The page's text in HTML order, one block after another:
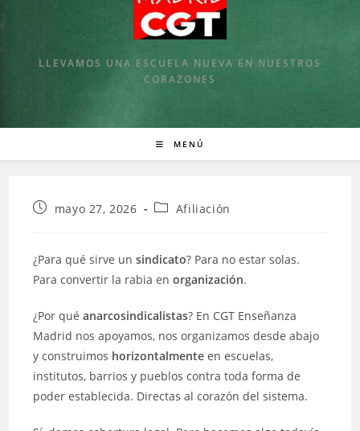
LLEVAMOS UNA ESCUELA NUEVA EN NUESTROS
CORAZONES
MENÚ
Publicación
entrada:
mayo 27, 2026
Categoría
entrada:
Afiliación
¿Para qué sirve unsindicato? Para no estar solas.
Para convertir la rabia enorganización.
¿Por quéanarcosindicalistas? En CGT Enseñanza
Madrid nos apoyamos, nos organizamos desde abajo
y construimos horizontalmente en escuelas,
institutos, barrios y pueblos contra toda forma de
poder establecida. Directas al corazón del sistema.